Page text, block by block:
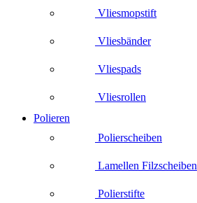
Vliesmopstift
Vliesbänder
Vliespads
Vliesrollen
Polieren
Polierscheiben
Lamellen Filzscheiben
Polierstifte